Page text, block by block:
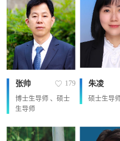
张帅 179
博士生导师 、硕士
生导师
朱凌
硕士生导